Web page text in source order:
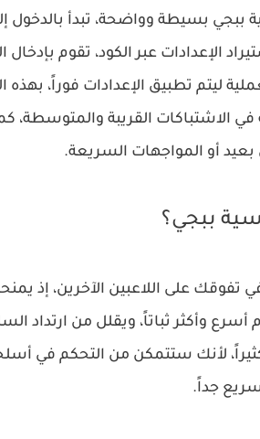
بسيطة وواضحة، تبدأ بالدخول إلى
الإعدادات عبر الكود، تقوم بإدخال
ليتم تطبيق الإعدادات فوراً،
الاشتباكات القريبة والمتوسطة،
أو المواجهات السريعة.
ببجي؟
تفوقك على اللاعبين الآخرين، إذ
وأكثر ثباتاً، ويقلل من ارتداد
لأنك ستتمكن من التحكم في
جداً.